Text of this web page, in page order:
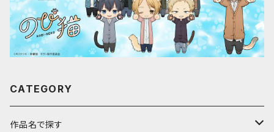
CATEGORY
作品名で探す